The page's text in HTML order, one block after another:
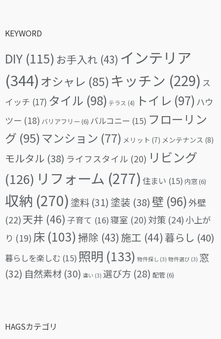
KEYWORD
DIY (115) お手入れ (43) インテリア
(344) オシャレ (85) キッチン (229) ス
イッチ (17) タイル (98) テラス (4) トイレ (97) ハウ
ツー (18) バリアフリー (6) バルコニー (15) フローリン
グ (95)マンション (77) メリット (7) メンテナンス (8)
モルタル (38) ライフスタイル (20) リビング
(126) リフォーム (277) 住まい (15) 内窓(6)
収納 (270) 塗料 (31) 塗装 (38) 壁 (96)外壁
(22)天井 (46) 子育て (16)寝室 (20) 対策 (24)小上が
り (19) 床 (103)掃除 (43) 施工 (44) 暮らし (40)
暮らしを楽しむ (15) 照明 (133) 物件探し (3) 物件選び (3) 窓
(32) 自然素材 (30) 違い (3) 選び方 (28) 配管(6)
HAGSカテゴリ